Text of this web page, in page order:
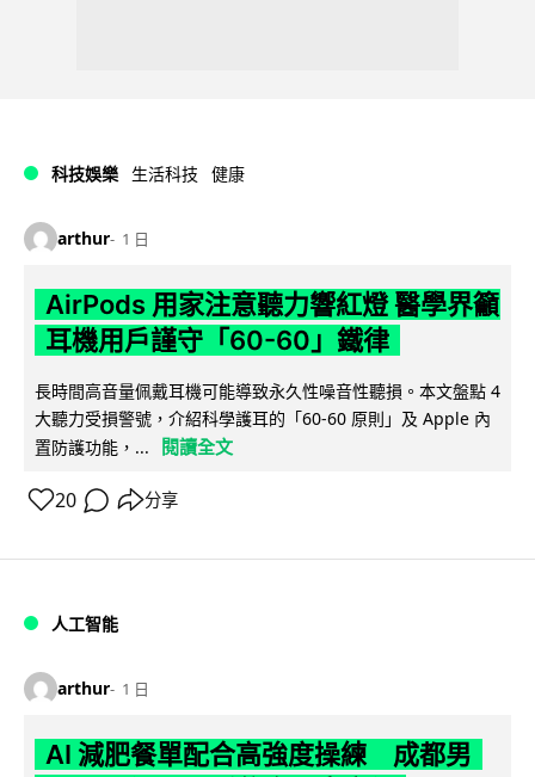
科技娛樂 生活科技 健康
arthur 1 日
AirPods 用家注意聽力響紅燈 醫學界籲
耳機用戶謹守「60-60」鐵律
長時間高音量佩戴耳機可能導致永久性噪音性聽損。本文盤點 4
大聽力受損警號，介紹科學護耳的「60-60 原則」及 Apple 內
置防護功能，...
閱讀全文
20 分享
人工智能
arthur 1 日
AI 減肥餐單配合高強度操練 成都男